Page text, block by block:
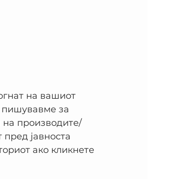
на вашиот
за
на производите/
јавноста
ако кликнете